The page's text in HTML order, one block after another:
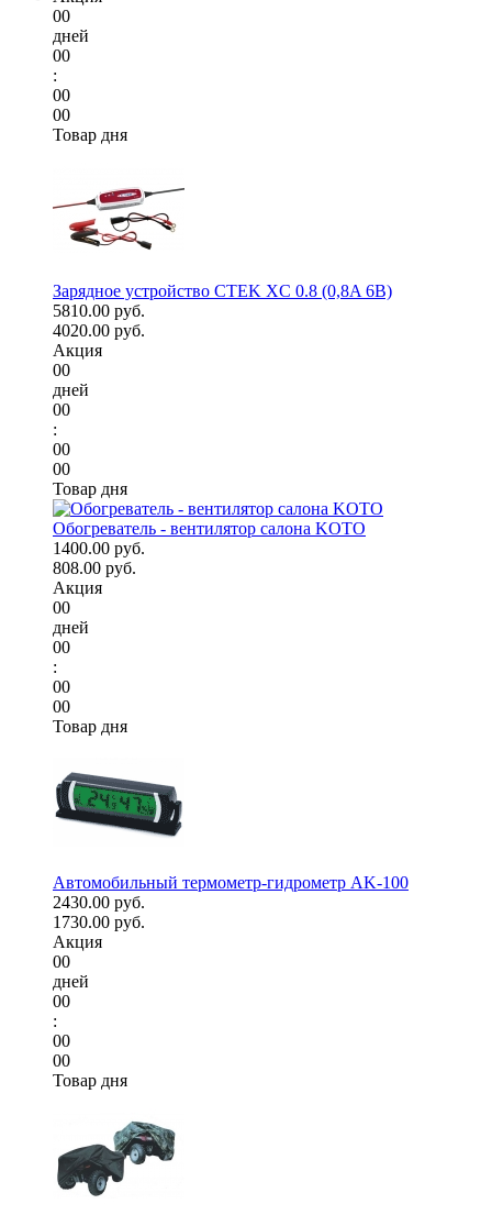
00
дней
00
:
00
00
Товар дня
Зарядное устройство CTEK XC 0.8 (0,8A 6В)
5810.00 руб.
4020.00 руб.
Акция
00
дней
00
:
00
00
Товар дня
Обогреватель - вентилятор салона KOTO
1400.00 руб.
808.00 руб.
Акция
00
дней
00
:
00
00
Товар дня
Автомобильный термометр-гидрометр AK-100
2430.00 руб.
1730.00 руб.
Акция
00
дней
00
:
00
00
Товар дня